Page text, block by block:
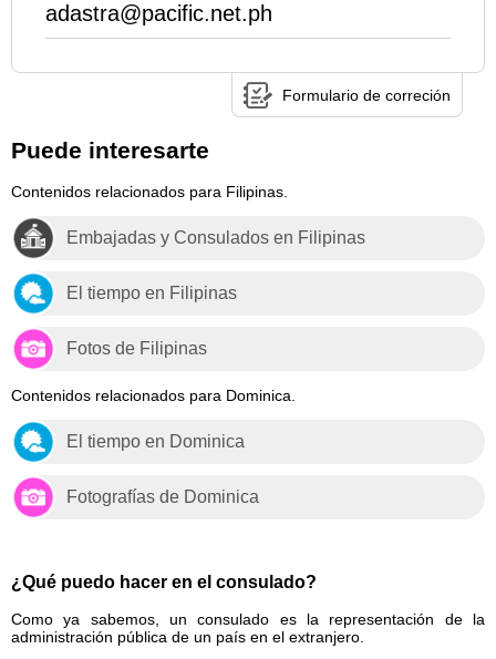
adastra@pacific.net.ph
Formulario de correción
Puede interesarte
Contenidos relacionados para Filipinas.
Embajadas y Consulados en Filipinas
El tiempo en Filipinas
Fotos de Filipinas
Contenidos relacionados para Dominica.
El tiempo en Dominica
Fotografías de Dominica
¿Qué puedo hacer en el consulado?
Como ya sabemos, un consulado es la representación de la
administración pública de un país en el extranjero.